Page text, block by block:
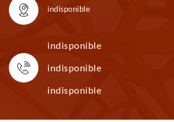
indisponible
indisponible
indisponible
indisponible